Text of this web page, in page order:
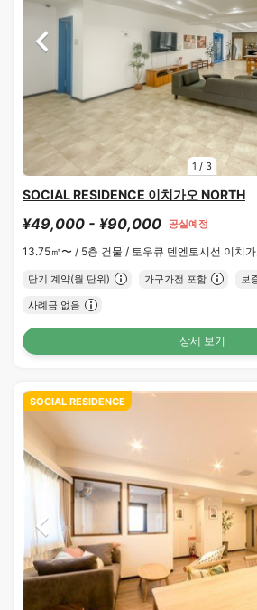
1 / 3
SOCIAL RESIDENCE 이치가오 NORTH
¥49,000 - ¥90,000 공실예정
13.75㎡〜 / 5층 건물 / 토우큐 덴엔토시선 이치
단기 계약(월 단위) 가구가전 포함 보
사례금 없음
상세 보기
SOCIAL RESIDENCE